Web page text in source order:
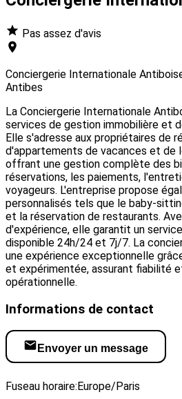
Pas assez d'avis
Conciergerie Internationale
Antibes
La Conciergerie Internationale
services de gestion immobilière et
Elle s'adresse aux propriétaires de
d'appartements de vacances et de
offrant une gestion complète des
réservations, les paiements,
voyageurs. L'entreprise propose
personnalisés tels que le baby-
et la réservation de restaurants.
d'expérience, elle garantit un
disponible 24h/24 et 7j/7. La
une expérience exceptionnelle
et expérimentée, assurant fiabilité
opérationnelle.
Informations de contact
Envoyer un message
Fuseau horaire:Europe/Paris